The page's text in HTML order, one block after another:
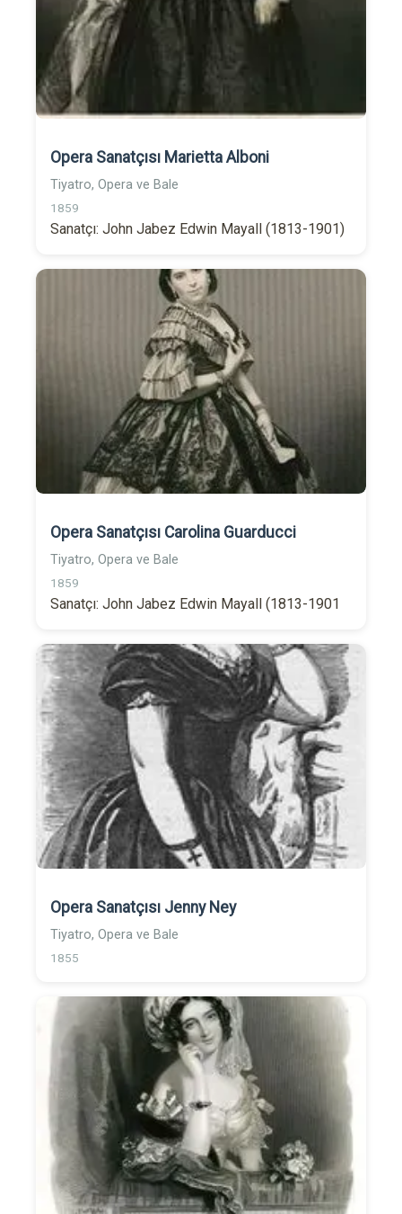
Opera Sanatçısı Marietta Alboni
Tiyatro, Opera ve Bale
1859
Sanatçı: John Jabez Edwin Mayall (1813-1901)
Opera Sanatçısı Carolina Guarducci
Tiyatro, Opera ve Bale
1859
Sanatçı: John Jabez Edwin Mayall (1813-1901
Opera Sanatçısı Jenny Ney
Tiyatro, Opera ve Bale
1855